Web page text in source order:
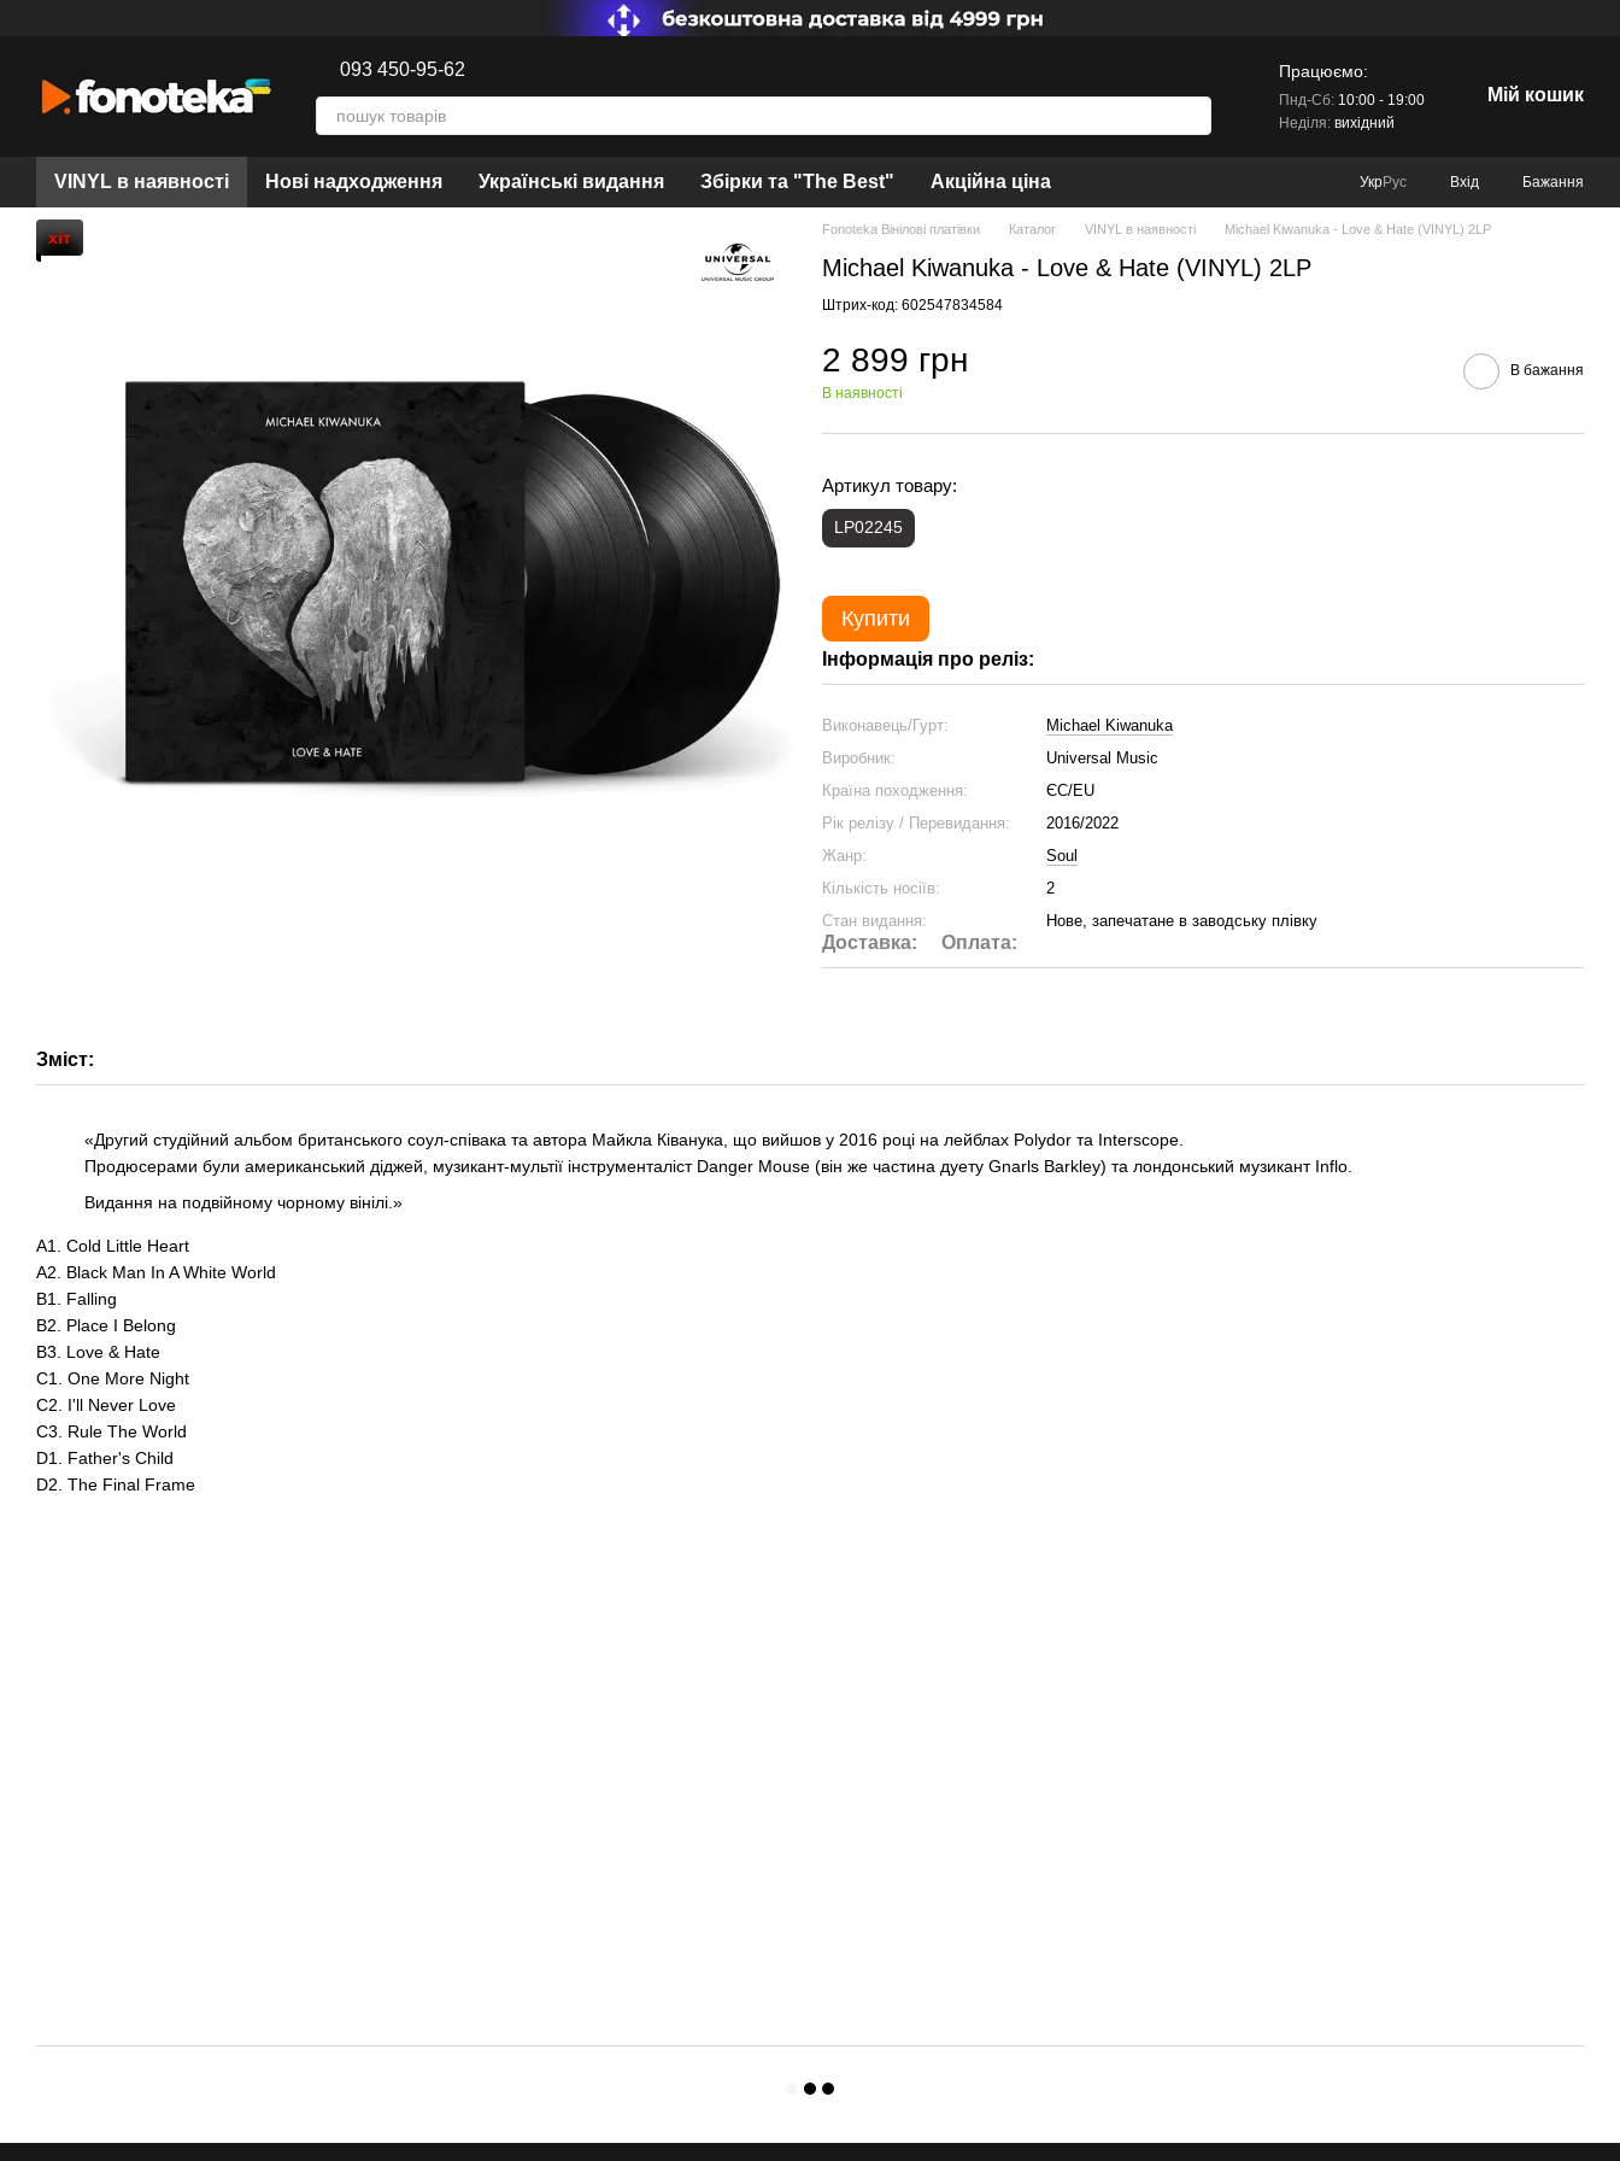
093 450-95-62 Працюємо:
Пнд-Сб:10:00 - 19:00
Неділя:вихідний
Мій кошик
VINYL в наявності Нові надходження Українські видання Збірки та "The Best" Акційна ціна УкрРус Вхід Бажання
хіт Fonoteka Вінілові платівки Каталог VINYL в наявності Michael Kiwanuka - Love & Hate (VINYL) 2LP
Michael Kiwanuka - Love & Hate (VINYL) 2LP
Штрих-код: 602547834584
2 899 грн
В наявності
В бажання
Артикул товару:
LP02245
Купити
Інформація про реліз:
Виконавець/Гурт:
Michael Kiwanuka
Виробник:
Universal Music
Країна походження:
ЄС/EU
Рік релізу / Перевидання:
2016/2022
Жанр:
Soul
Кількість носіїв:
2
Стан видання:
Нове, запечатане в заводську плівку
Доставка: Оплата:
Зміст:
«Другий студійний альбом британського соул-співака та автора Майкла Ківанука, що вийшов у 2016 році на лейблах Polydor та Interscope.
Продюсерами були американський діджей, музикант-мультії інструменталіст Danger Mouse (він же частина дуету Gnarls Barkley) та лондонський музикант Inflo.
Видання на подвійному чорному вінілі.»
A1. Cold Little Heart
A2. Black Man In A White World
B1. Falling
B2. Place I Belong
B3. Love & Hate
C1. One More Night
C2. I'll Never Love
C3. Rule The World
D1. Father's Child
D2. The Final Frame